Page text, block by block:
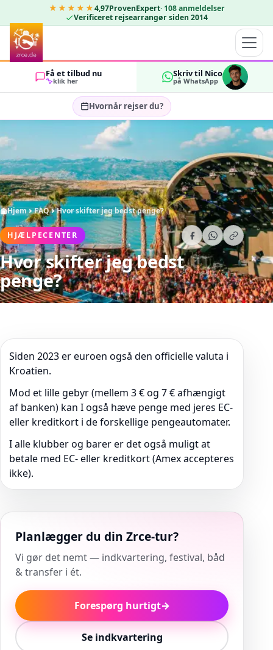
★★★★★4,97ProvenExpert· 108 anmeldelser
Verificeret rejsearrangør siden 2014
Få et tilbud nu
klik her
Skriv til Nico
på WhatsApp
Hvornår rejser du?
Vælg rejsedatoer…
GÆSTER
2 OK
Hjem FAQ Hvor skifter jeg bedst penge?
HJÆLPECENTER
Hvor skifter jeg bedst
penge?
Siden 2023 er euroen også den officielle valuta i
Kroatien.
Mod et lille gebyr (mellem 3 € og 7 € afhængigt
af banken) kan I også hæve penge med jeres EC-
eller kreditkort i de forskellige pengeautomater.
I alle klubber og barer er det også muligt at
betale med EC- eller kreditkort (Amex accepteres
ikke).
Planlægger du din Zrce-tur?
Vi gør det nemt — indkvartering, festival, båd
& transfer i ét.
Forespørg hurtigt→
Se indkvartering